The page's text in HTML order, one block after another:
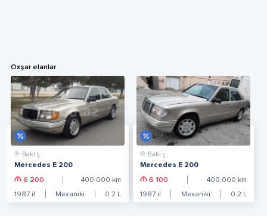
Oxşar elanlar
Bakı ş.
Mercedes E 200
6 200 400 000 km
1987 il Mexaniki 0.2 L
Bakı ş.
Mercedes E 200
6 100 400 000 km
1987il Mexaniki 0.2 L